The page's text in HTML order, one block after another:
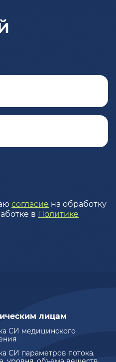
согласие на обработку
в Политике
лицам
СИ медицинского
СИ параметров потока,